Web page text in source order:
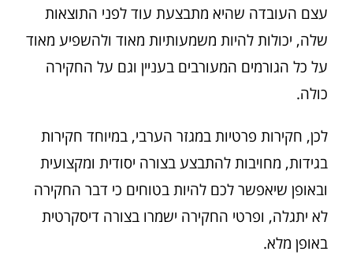
עצם העובדה שהיא מתבצעת עוד לפני התוצאות
שלה, יכולות להיות משמעותיות מאוד ולהשפיע מאוד
על כל הגורמים המעורבים בעניין וגם על החקירה
כולה.
לכן, חקירות פרטיות במגזר הערבי, במיוחד חקירות
בגידות, מחויבות להתבצע בצורה יסודית ומקצועית
ובאופן שיאפשר לכם להיות בטוחים כי דבר החקירה
לא יתגלה, ופרטי החקירה ישמרו בצורה דיסקרטית
באופן מלא.